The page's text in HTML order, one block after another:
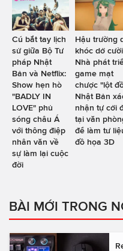
Cú bắt tay lịch
sử giữa Bộ Tư
pháp Nhật
Bản và Netflix:
Show hẹn hò
"BADLY IN
LOVE" phủ
sóng châu Á
với thông điệp
nhân văn về
sự làm lại cuộc
đời
Hậu trường
khóc dở
Nhà phát
game mạt
chược "lột
Nhật Bản
nhận tự cởi
tại văn
để làm tư
đồ họa 3D
BÀI MỚI TRONG